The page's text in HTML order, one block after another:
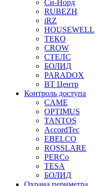
Си-Норд
RUBEZH
iRZ
HOUSEWELL
ТЕКО
CROW
СТЕЛС
БОЛИД
PARADOX
ВТ Центр
Контроль доступа
CAME
OPTIMUS
TANTOS
AccordTec
EBELCO
ROSSLARE
PERCo
TESA
БОЛИД
Охрана периметра